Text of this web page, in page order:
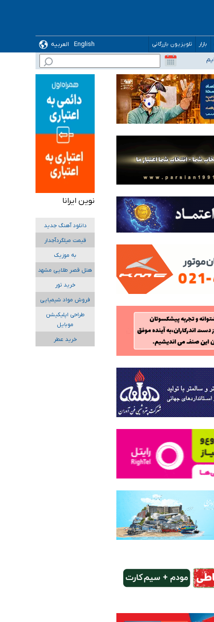
بازار تلویزیون بازرگانی English
العربیه
نوین ایرانا
دانلود آهنگ جدید
قیمت میلگردآجدار
به موزیک
هتل قصر طلایی مشهد
خرید تور
فروش مواد شیمیایی
طراحی اپلیکیشن
موبایل
خرید عطر